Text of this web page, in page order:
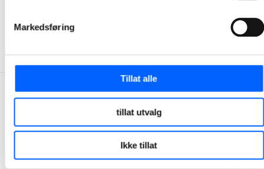
Markedsføring
Tillat alle
tillat utvalg
Ikke tillat
Send epost
Kontakt oss
+47 22 98 68 00
Våre tjenester
Våre tjenester